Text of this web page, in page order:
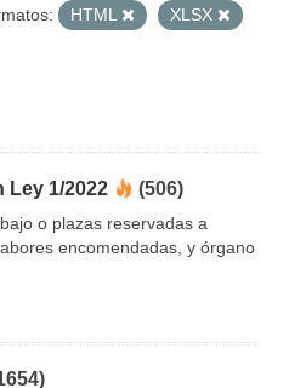
HTML
XLSX
Ley 1/2022 (506)
o plazas reservadas a
encomendadas, y órgano